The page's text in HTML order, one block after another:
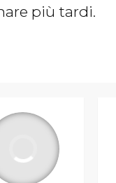
più tardi.